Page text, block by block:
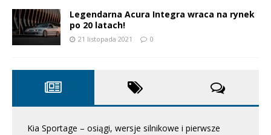
Legendarna Acura Integra wraca na rynek
po 20 latach!
21 listopada 2021 0
Kia Sportage – osiągi, wersje silnikowe i pierwsze